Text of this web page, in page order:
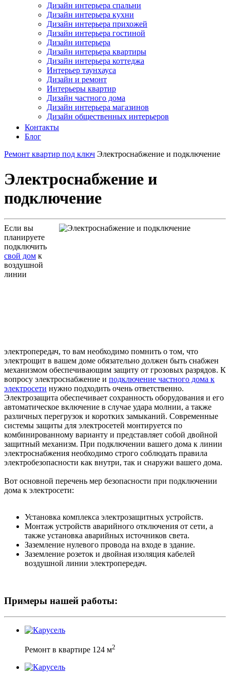
Дизайн интерьера спальни
Дизайн интерьера кухни
Дизайн интерьера прихожей
Дизайн интерьера гостиной
Дизайн интерьера
Дизайн интерьера квартиры
Дизайн интерьера коттеджа
Интерьер таунхауса
Дизайн и ремонт
Интерьеры квартир
Дизайн частного дома
Дизайн интерьера магазинов
Дизайн общественных интерьеров
Контакты
Блог
Ремонт квартир под ключ Электроснабжение и подключение
Электроснабжение и
подключение
Если вы
планируете
подключить
свой дом к
воздушной
линии
электропередач, то вам необходимо помнить о том, что
электрощит в вашем доме обязательно должен быть снабжен
механизмом обеспечивающим защиту от грозовых разрядов. К
вопросу электроснабжение и подключение частного дома к
электросети нужно подходить очень ответственно.
Электрозащита обеспечивает сохранность оборудования и его
автоматическое включение в случае удара молнии, а также
различных перегрузок и коротких замыканий. Современные
системы защиты для электросетей монтируется по
комбинированному варианту и представляет собой двойной
защитный механизм. При подключении вашего дома к линии
электроснабжения необходимо строго соблюдать правила
электробезопасности как внутри, так и снаружи вашего дома.
Вот основной перечень мер безопасности при подключении
дома к электросети:
Установка комплекса электрозащитных устройств.
Монтаж устройств аварийного отключения от сети, а
также установка аварийных источников света.
Заземление нулевого провода на входе в здание.
Заземление розеток и двойная изоляция кабелей
воздушной линии электропередач.
Примеры нашей работы:
Ремонт в квартире 124 м2